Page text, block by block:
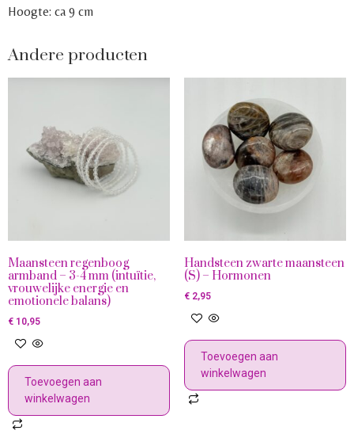
Hoogte: ca 9 cm
Andere producten
Maansteen regenboog
armband – 3-4 mm (intuïtie,
vrouwelijke energie en
emotionele balans)
€ 10,95
Toevoegen aan
winkelwagen
Handsteen zwarte maansteen
(S) – Hormonen
€2,95
Toevoegen aan
winkelwagen